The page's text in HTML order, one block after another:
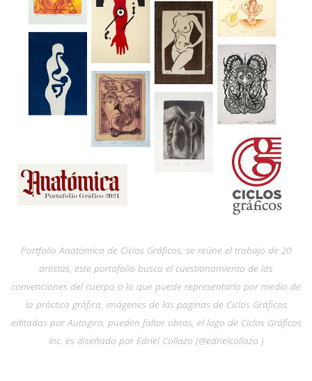
Portfolio Anatómica de Ciclos Gráficos, se reúne el trabajo de 20
artistas, este portafolio busca el cuestionamiento de las
convenciones del cuerpo o lo que puede representarlo por medio de
la práctica gráfica, imágenes de las paginas de Ciclos Gráficos
editadas por Autogiro, pueden faltar obras, el logo de Ciclos Gráficos
Inc. es diseñado por Edriel Collazo (@edrielcollazo )